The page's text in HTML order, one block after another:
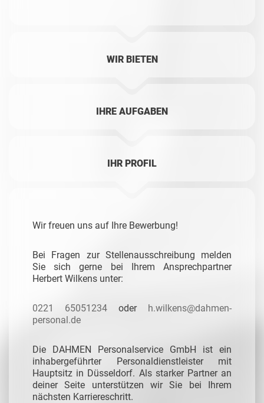
WIR BIETEN
IHRE AUFGABEN
IHR PROFIL
Wir freuen uns auf Ihre Bewerbung!
Bei Fragen zur Stellenausschreibung melden
Sie sichgerne bei Ihrem Ansprechpartner
Herbert Wilkens unter:
0221 65051234 oder h.wilkens@dahmen-
personal.de
Die DAHMEN Personalservice GmbH ist ein
inhabergeführter Personaldienstleister mit
Hauptsitz in Düsseldorf. Als starker Partner an
deiner Seite unterstützen wir Sie bei Ihrem
nächsten Karriereschritt.